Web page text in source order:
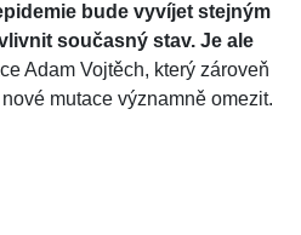
bude vyvíjet stejným
současný stav. Je ale
Adam Vojtěch, který zároveň
mutace významně omezit.